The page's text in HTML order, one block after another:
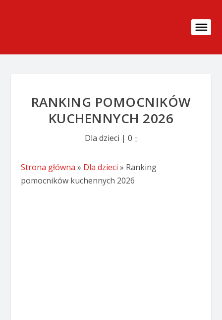
RANKING POMOCNIKÓW
KUCHENNYCH 2026
Dla dzieci | 0
Strona główna » Dla dzieci » Ranking
pomocników kuchennych 2026